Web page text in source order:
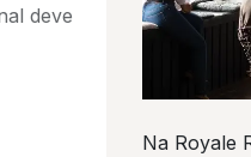
deve
Na Royale